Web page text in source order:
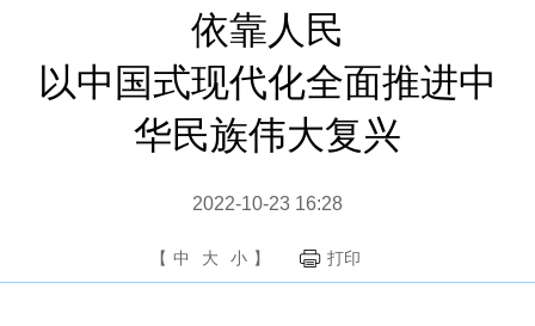
依靠人民
以中国式现代化全面推进中
华民族伟大复兴
2022-10-23 16:28
【 中 大 小 】 打印